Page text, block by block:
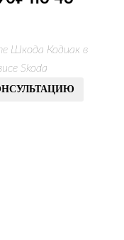
Шкода Кодиак в
Skoda